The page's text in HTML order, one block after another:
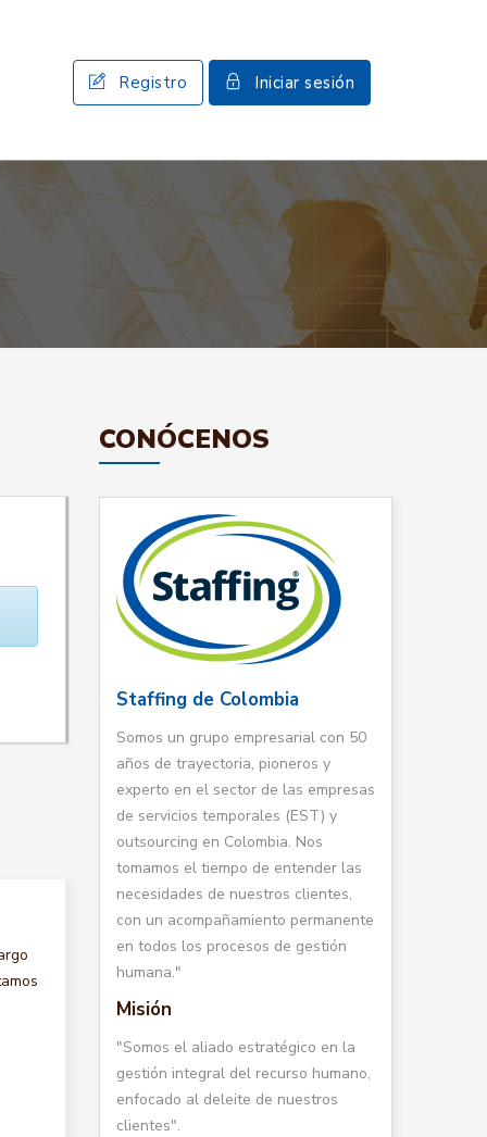
Registro Iniciar sesión
CONÓCENOS
Staffing de Colombia
Somos un grupo empresarial con 50
años de trayectoria, pioneros y
experto en el sector de las empresas
de servicios temporales (EST) y
outsourcing en Colombia. Nos
tomamos el tiempo de entender las
necesidades de nuestros clientes,
con un acompañamiento permanente
en todos los procesos de gestión
humana."
Misión
"Somos el aliado estratégico en la
gestión integral del recurso humano,
enfocado al deleite de nuestros
clientes".